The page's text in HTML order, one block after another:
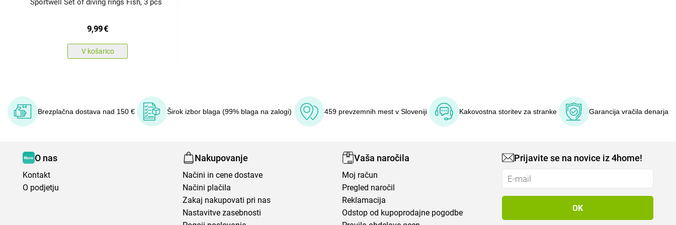
Sportwell Set of diving rings Fish, 3 pcs
9,99€
V košarico
Brezplačna dostava nad 150 € Širok izbor blaga (99% blaga na zalogi) 459 prevzemnih mest v Sloveniji Kakovostna storitev za stranke Garancija vračila denarja
O nas
Kontakt
O podjetju
Nakupovanje
Načini in cene dostave
Načini plačila
Zakaj nakupovati pri nas
Nastavitve zasebnosti
Vaša naročila
Moj račun
Pregled naročil
Reklamacija
Odstop od kupoprodajne pogodbe
Prijavite se na novice iz 4home!